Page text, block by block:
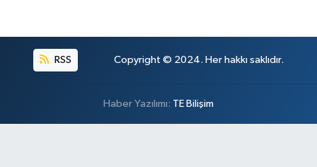
RSS Copyright © 2024. Her hakkı saklıdır.
Haber Yazılımı: TE Bilişim